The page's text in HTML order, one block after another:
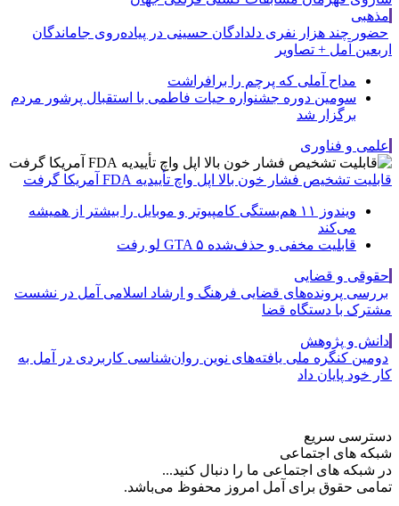
مذهبی
حضور چند هزار نفری دلدادگان حسینی در پیاده‌روی جاماندگان
اربعین آمل + تصاویر
مداح آملی که پرچم را برافراشت
سومین دوره جشنواره حیات فاطمی با استقبال پرشور مردم
برگزار شد
علمی و فناوری
قابلیت تشخیص فشار خون بالا اپل واچ تأییدیه FDA آمریکا گرفت
ویندوز ۱۱ هم‌بستگی کامپیوتر و موبایل را بیشتر از همیشه
می‌کند
قابلیت مخفی و حذف‌شده GTA ۵ لو رفت
حقوقی و قضایی
بررسی پرونده‌های قضایی فرهنگ و ارشاد اسلامی آمل در نشست
مشترک با دستگاه قضا
دانش و پژوهش
دومین کنگره ملی یافته‌های نوین روان‌شناسی کاربردی در آمل به
کار خود پایان داد
دسترسی سریع
شبکه های اجتماعی
در شبکه های اجتماعی ما را دنبال کنید...
تمامی حقوق برای آمل امروز محفوظ می‌باشد.